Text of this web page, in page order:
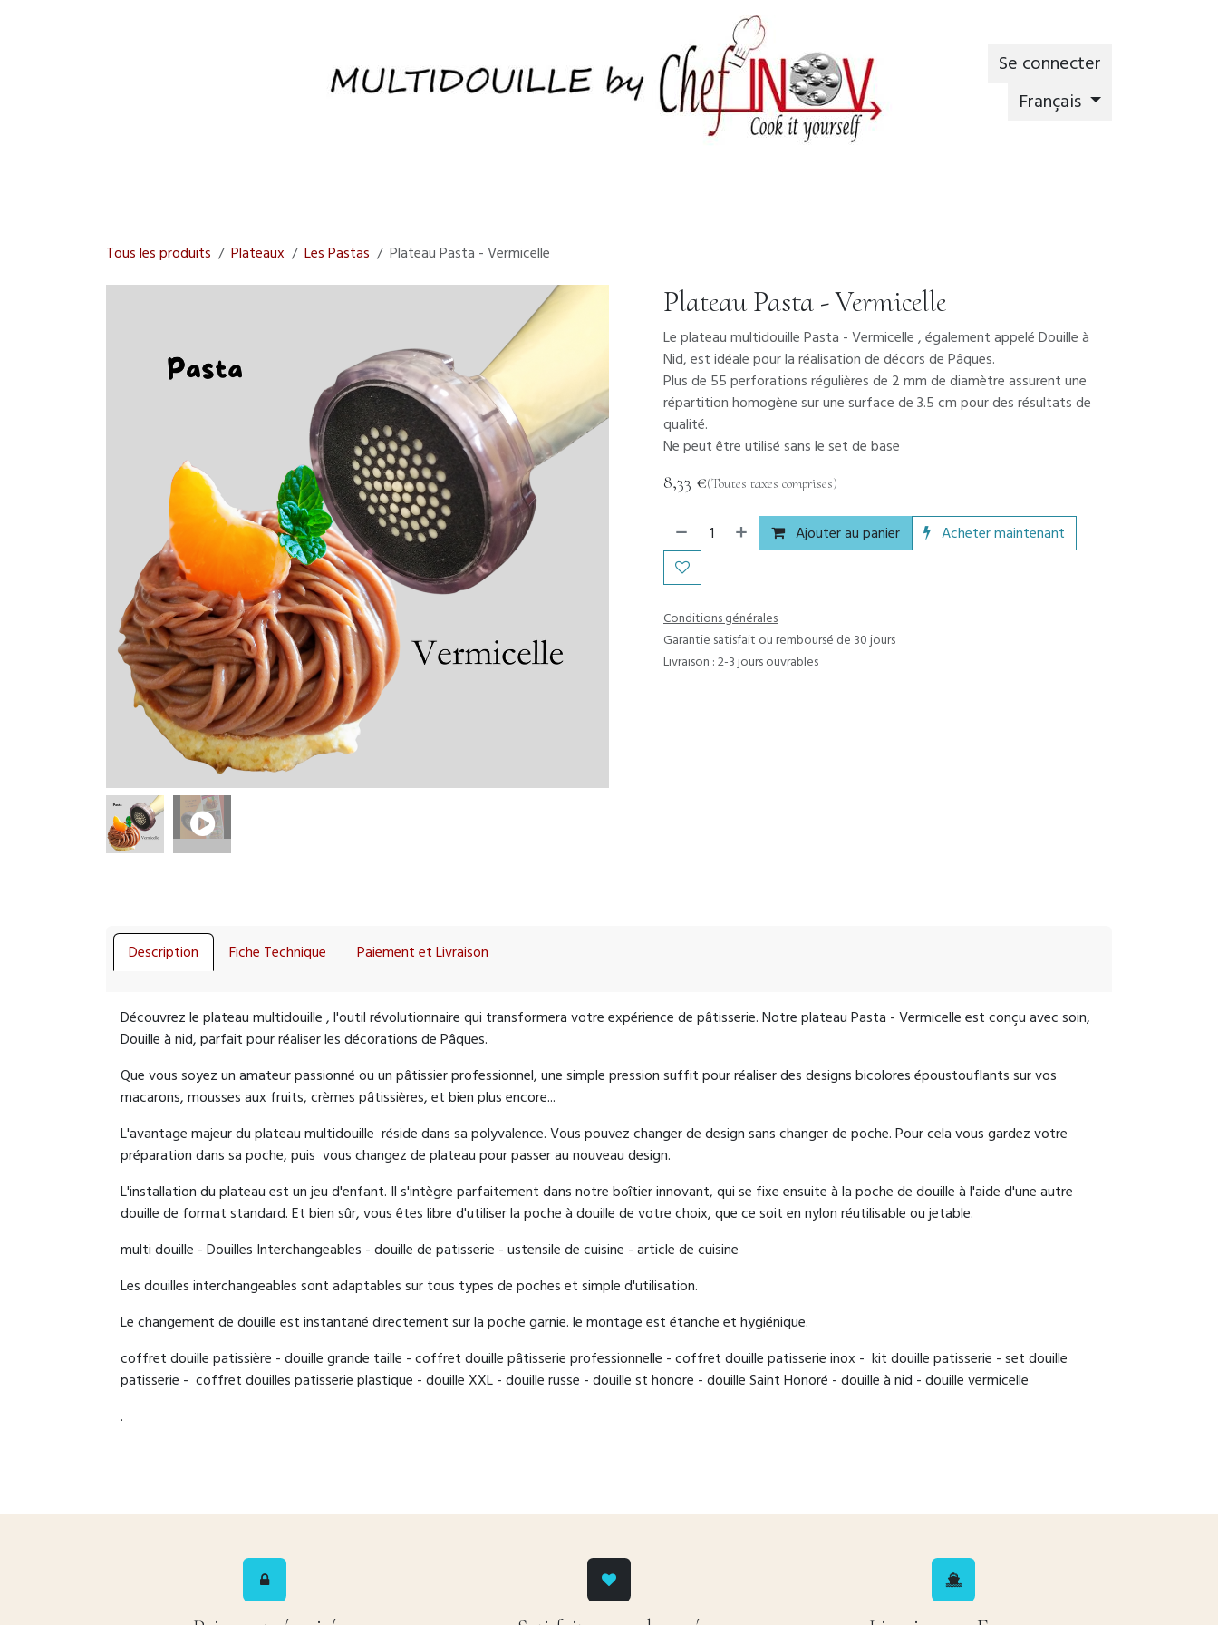
Se connecter
Français
Tous les produits Plateaux Les Pastas Plateau Pasta - Vermicelle
Plateau Pasta - Vermicelle
Le plateau multidouille Pasta - Vermicelle , également appelé Douille à
Nid, est idéale pour la réalisation de décors de Pâques.
Plus de 55 perforations régulières de 2 mm de diamètre assurent une
répartition homogène sur une surface de 3.5 cm pour des résultats de
qualité.
Ne peut être utilisé sans le set de base
8,33 €(Toutes taxes comprises)
Ajouter au panier Acheter maintenant
Conditions générales
Garantie satisfait ou remboursé de 30 jours
Livraison : 2-3 jours ouvrables
Description Fiche Technique Paiement et Livraison
Découvrez le plateau multidouille , l'outil révolutionnaire qui transformera votre expérience de pâtisserie. Notre plateau Pasta - Vermicelle est conçu avec soin,
Douille à nid, parfait pour réaliser les décorations de Pâques.
Que vous soyez un amateur passionné ou un pâtissier professionnel, une simple pression suffit pour réaliser des designs bicolores époustouflants sur vos
macarons, mousses aux fruits, crèmes pâtissières, et bien plus encore...
L'avantage majeur du plateau multidouille réside dans sa polyvalence. Vous pouvez changer de design sans changer de poche. Pour cela vous gardez votre
préparation dans sa poche, puis vous changez de plateau pour passer au nouveau design.
L'installation du plateau est un jeu d'enfant. Il s'intègre parfaitement dans notre boîtier innovant, qui se fixe ensuite à la poche de douille à l'aide d'une autre
douille de format standard. Et bien sûr, vous êtes libre d'utiliser la poche à douille de votre choix, que ce soit en nylon réutilisable ou jetable.
multi douille - Douilles Interchangeables - douille de patisserie - ustensile de cuisine - article de cuisine
Les douilles interchangeables sont adaptables sur tous types de poches et simple d'utilisation.
Le changement de douille est instantané directement sur la poche garnie. le montage est étanche et hygiénique.
coffret douille patissière - douille grande taille - coffret douille pâtisserie professionnelle - coffret douille patisserie inox - kit douille patisserie - set douille
patisserie - coffret douilles patisserie plastique - douille XXL - douille russe - douille st honore - douille Saint Honoré - douille à nid - douille vermicelle
.